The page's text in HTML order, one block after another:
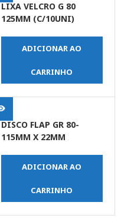
LIXA VELCRO G 80
125MM (C/10UNI)
ADICIONAR AO
CARRINHO
DISCO FLAP GR 80-
115MM X 22MM
ADICIONAR AO
CARRINHO